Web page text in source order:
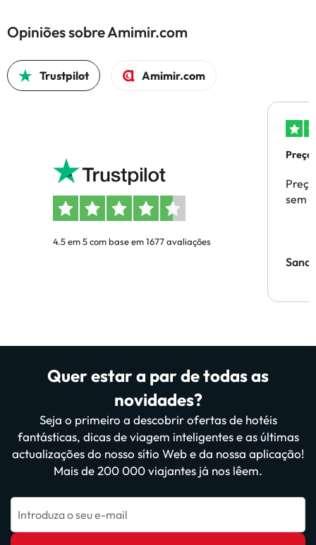
Opiniões sobre Amimir.com
Trustpilot Amimir.com
4.5 em 5 com base em 1677 avaliações
sem
Quer estar a par de todas as
novidades?
Seja o primeiro a descobrir ofertas de hotéis
fantásticas, dicas de viagem inteligentes e as últimas
actualizações do nosso sítio Web e da nossa aplicação!
Mais de 200 000 viajantes já nos lêem.
Introduza o seu e-mail